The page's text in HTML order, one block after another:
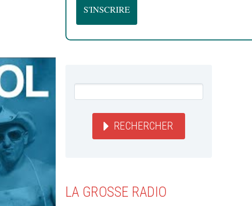
RECHERCHER
LA GROSSE RADIO